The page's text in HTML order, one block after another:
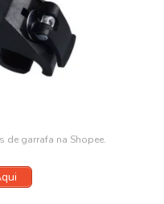
de garrafa na Shopee.